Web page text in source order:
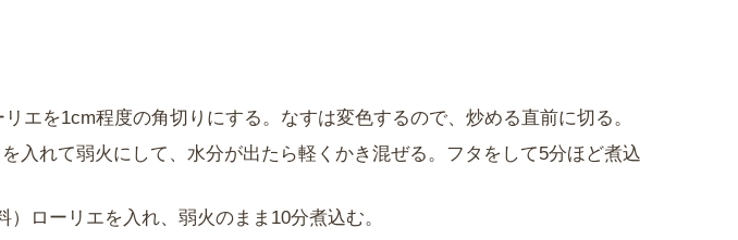
エを1cm程度の角切りにする。なすは変色するので、炒める直前に切る。
入れて弱火にして、水分が出たら軽くかき混ぜる。フタをして5分ほど煮込
ローリエを入れ、弱火のまま10分煮込む。